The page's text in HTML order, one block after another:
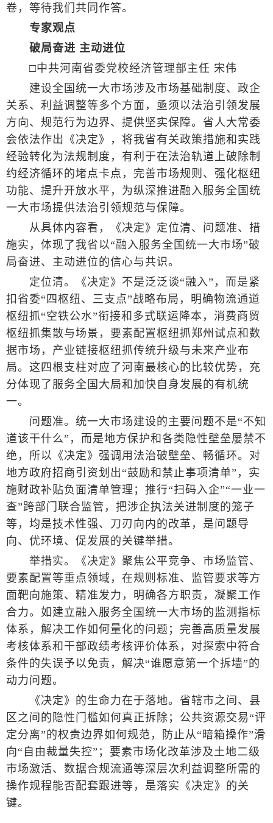
卷，等待我们共同作答。
专家观点
破局奋进 主动进位
□中共河南省委党校经济管理部主任 宋伟
建设全国统一大市场涉及市场基础制度、政企
关系、利益调整等多个方面，亟须以法治引领发展
方向、规范行为边界、提供坚实保障。省人大常委
会依法作出《决定》，将我省有关政策措施和实践
经验转化为法规制度，有利于在法治轨道上破除制
约经济循环的堵点卡点，完善市场规则、强化枢纽
功能、提升开放水平，为纵深推进融入服务全国统
一大市场提供法治引领规范与保障。
从具体内容看，《决定》定位清、问题准、措
施实，体现了我省以“融入服务全国统一大市场”破
局奋进、主动进位的信心与共识。
定位清。《决定》不是泛泛谈“融入”，而是紧
扣省委“四枢纽、三支点”战略布局，明确物流通道
枢纽抓“空铁公水”衔接和多式联运降本，消费商贸
枢纽抓集散与场景，要素配置枢纽抓郑州试点和数
据市场，产业链接枢纽抓传统升级与未来产业布
局。这四根支柱对应了河南最核心的比较优势，充
分体现了服务全国大局和加快自身发展的有机统
一。
问题准。统一大市场建设的主要问题不是“不知
道该干什么”，而是地方保护和各类隐性壁垒屡禁不
绝，所以《决定》强调用法治破壁垒、畅循环。对
地方政府招商引资划出“鼓励和禁止事项清单”，实
施财政补贴负面清单管理；推行“扫码入企”“一业一
查”跨部门联合监管，把涉企执法关进制度的笼子
等，均是技术性强、刀刃向内的改革，是问题导
向、优环境、促发展的关键举措。
举措实。《决定》聚焦公平竞争、市场监管、
要素配置等重点领域，在规则标准、监管要求等方
面靶向施策、精准发力，明确各方职责，凝聚工作
合力。如建立融入服务全国统一大市场的监测指标
体系，解决工作如何量化的问题；完善高质量发展
考核体系和干部政绩考核评价体系，对探索中符合
条件的失误予以免责，解决“谁愿意第一个拆墙”的
动力问题。
《决定》的生命力在于落地。省辖市之间、县
区之间的隐性门槛如何真正拆除；公共资源交易“评
定分离”的权责边界如何规范，防止从“暗箱操作”滑
向“自由裁量失控”；要素市场化改革涉及土地二级
市场激活、数据合规流通等深层次利益调整所需的
操作规程能否配套跟进等，是落实《决定》的关
键。